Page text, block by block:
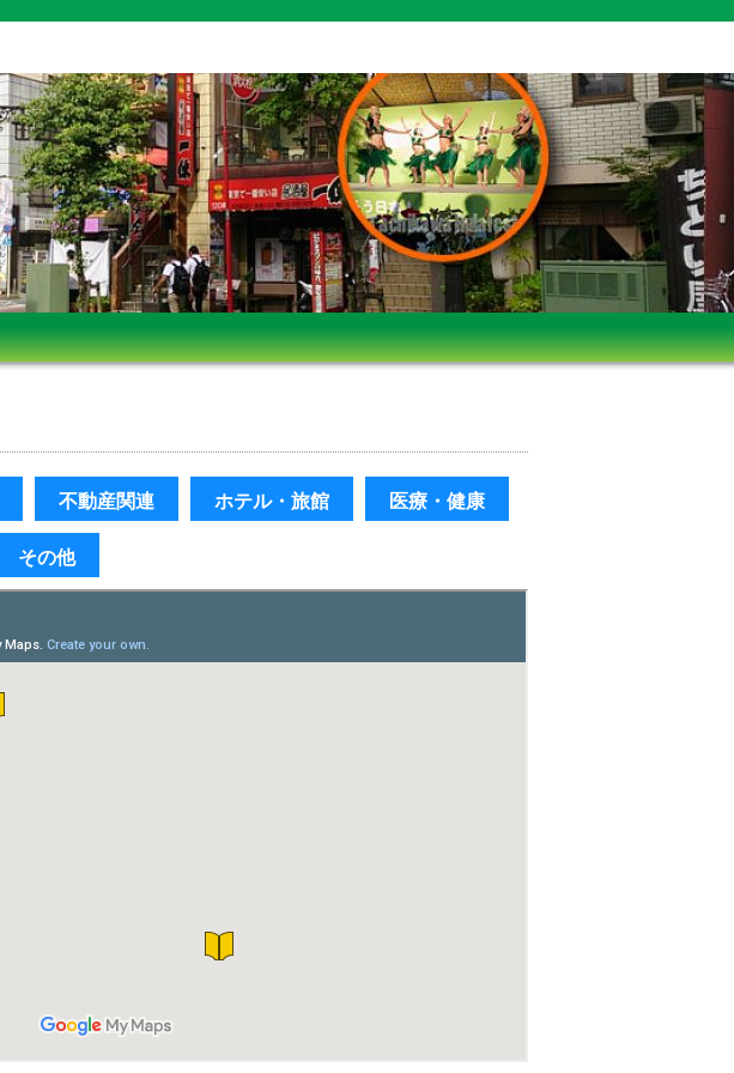
不動産関連 ホテル・旅館 医療・健康
その他